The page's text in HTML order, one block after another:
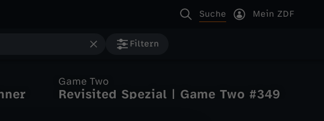
Suche Mein ZDF
Filtern
Game Two
Revisited Spezial | Game Two #349